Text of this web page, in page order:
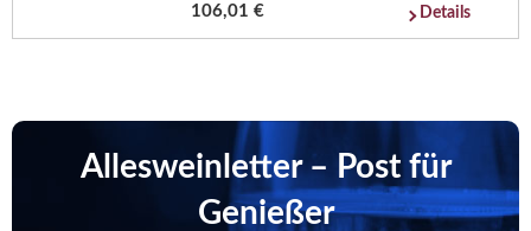
106,01 € Details
Allesweinletter – Post für
Genießer